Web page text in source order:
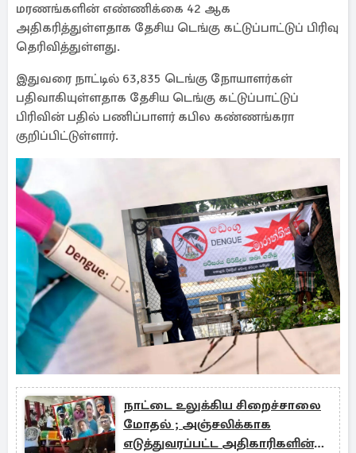
மரணங்களின் எண்ணிக்கை 42 ஆக
அதிகரித்துள்ளதாக தேசிய டெங்கு கட்டுப்பாட்டுப் பிரிவு
தெரிவித்துள்ளது.
இதுவரை நாட்டில் 63,835 டெங்கு நோயாளர்கள்
பதிவாகியுள்ளதாக தேசிய டெங்கு கட்டுப்பாட்டுப்
பிரிவின் பதில் பணிப்பாளர் கபில கண்ணங்கரா
குறிப்பிட்டுள்ளார்.
நாட்டை உலுக்கிய சிறைச்சாலை
மோதல் ; அஞ்சலிக்காக
எடுத்துவரப்பட்ட அதிகாரிகளின்